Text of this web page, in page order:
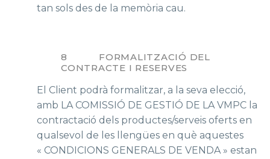
tan sols des de la memòria cau.
8 FORMALITZACIÓ DEL
CONTRACTE I RESERVES
El Client podrà formalitzar, a la seva elecció,
amb LA COMISSIÓ DE GESTIÓ DE LA VMPC la
contractació dels productes/serveis oferts en
qualsevol de les llengües en què aquestes
« CONDICIONS GENERALS DE VENDA » estan